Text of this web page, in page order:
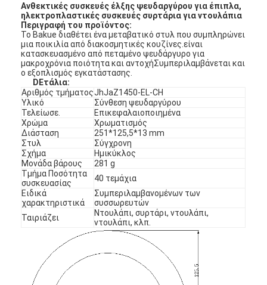
Ανθεκτικές συσκευές έλξης ψευδαργύρου για έπιπλα,
ηλεκτροπλαστικές συσκευές συρτάρια για ντουλάπια
Περιγραφή του προϊόντος:
Το Bakue διαθέτει ένα μεταβατικό στυλ που συμπληρώνει
μια ποικιλία από διακοσμητικές κουζίνες.είναι
κατασκευασμένο από πεταμένο ψευδάργυρο για
μακροχρόνια ποιότητα και αντοχήΣυμπεριλαμβάνεται και
ο εξοπλισμός εγκατάστασης.
D Ετάλια:
Αριθμός τμήματοςJhJaZ1450-EL-CH
Υλικό
Σύνθεση ψευδαργύρου
Τελείωσε.
Επικεφαλαιοποιημένα
Χρώμα
Χρωματισμός
Διάσταση
251*125,5*13 mm
Στυλ
Σύγχρονη
Σχήμα
Ημικύκλος
Μονάδα βάρους
281 g
Τμήμα Ποσότητα
συσκευασίας
40 τεμάχια
Ειδικά
χαρακτηριστικά
Συμπεριλαμβανομένων των
συσσωρευτών
Ταιριάζει
Ντουλάπι, συρτάρι, ντουλάπι,
ντουλάπι, κλπ.